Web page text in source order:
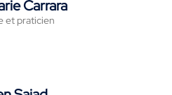
Carrara
et praticien